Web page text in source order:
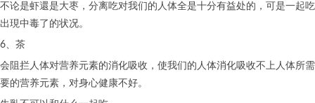
不论是虾還是大枣，分离吃对我们的人体全是十分有益处的，可是一起吃
出現中毒了的状况。
6、茶
会阻拦人体对营养元素的消化吸收，使我们的人体消化吸收不上人体所需
要的营养元素，对身心健康不好。